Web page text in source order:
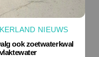
NIEUWS
ook zoetwaterkwal